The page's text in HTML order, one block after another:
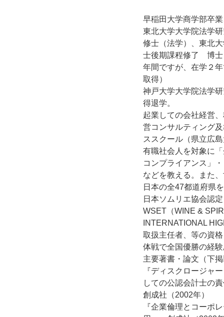
早稲田大学商学部卒
東北大学大学院法学
修士（法学）、東北
士後期課程修了 博士
年間ですが、在学２
取得）
神戸大学大学院法学
得退学。
起業しての会社経営
営コンサルティング
ススクール（県立広
有職社会人を対象に
コンプライアンス」
などを教える。また
日本の全47都道府県
日本ソムリエ協会認
WSET（WINE &
INTERNATIONAL
取扱主任者、等の資
体戦で全国優勝の経
主要著書・論文（下
『ディスクロージャ
しての公認会計士の
創成社（2002年）
『企業倫理とコーポ